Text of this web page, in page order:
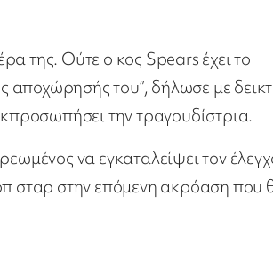
της. Ούτε ο κος Spears έχει το
αποχώρησής του”, δήλωσε με
την τραγουδίστρια.
να εγκαταλείψει τον
σταρ στην επόμενη ακρόαση που